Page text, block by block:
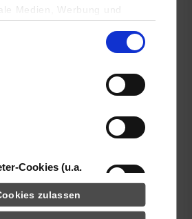
Medien, Werbung und
Maps) führen diese
die Sie ihnen bereitgestellt
im Rahmen Ihrer Nutzung
Cookies (u.a.
Google Maps)
zulassen
und Informationstechnik